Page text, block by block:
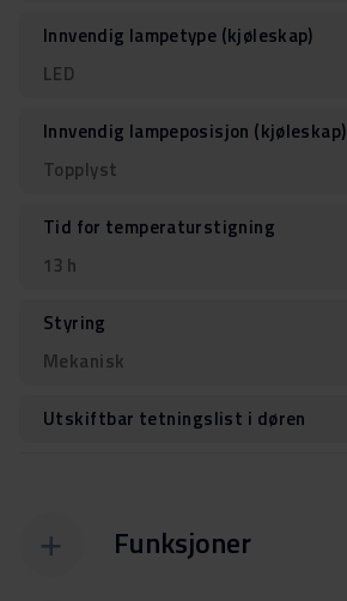
Innvendig lampetype (kjøleskap)
LED
Innvendig lampeposisjon (kjøleskap)
Topplyst
Tid for temperaturstigning
13 h
Styring
Mekanisk
Utskiftbar tetningslist i døren
Funksjoner